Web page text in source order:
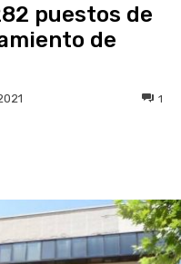
puestos de
de
1